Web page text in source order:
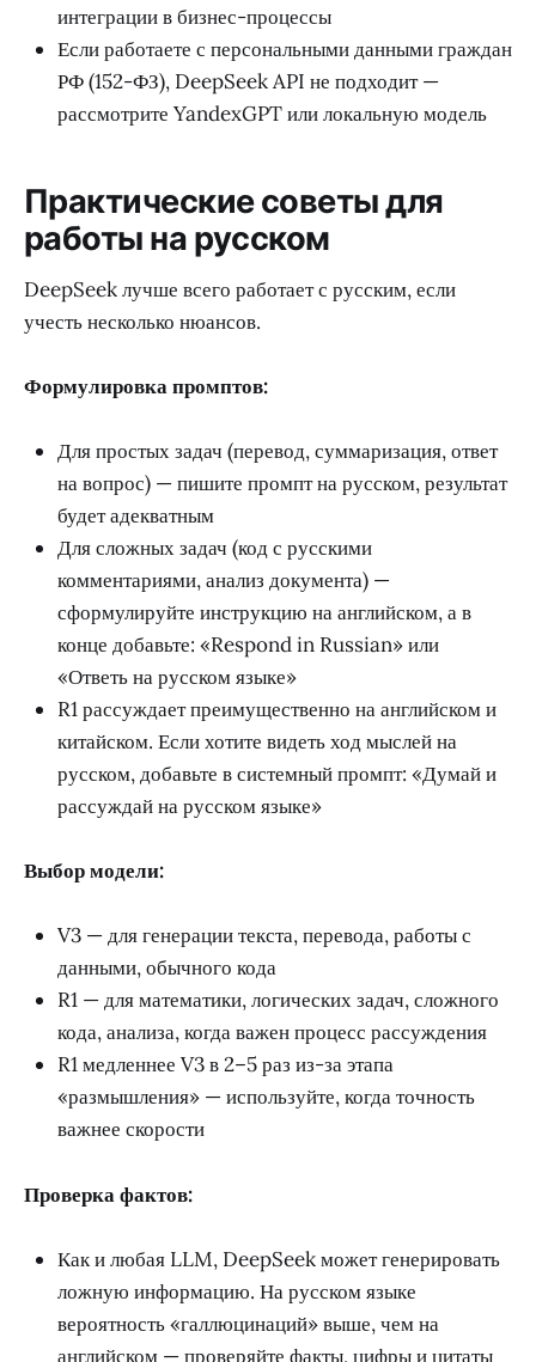
интеграции в бизнес-процессы
Если работаете с персональными данными граждан
РФ (152-ФЗ), DeepSeek API не подходит —
рассмотрите YandexGPT или локальную модель
Практические советы для
работы на русском
DeepSeek лучше всего работает с русским, если
учесть несколько нюансов.
Формулировка промптов:
Для простых задач (перевод, суммаризация, ответ
на вопрос) — пишите промпт на русском, результат
будет адекватным
Для сложных задач (код с русскими
комментариями, анализ документа) —
сформулируйте инструкцию на английском, а в
конце добавьте: «Respond in Russian» или
«Ответь на русском языке»
R1 рассуждает преимущественно на английском и
китайском. Если хотите видеть ход мыслей на
русском, добавьте в системный промпт: «Думай и
рассуждай на русском языке»
Выбор модели:
V3 — для генерации текста, перевода, работы с
данными, обычного кода
R1 — для математики, логических задач, сложного
кода, анализа, когда важен процесс рассуждения
R1 медленнее V3 в 2–5 раз из-за этапа
«размышления» — используйте, когда точность
важнее скорости
Проверка фактов:
Как и любая LLM, DeepSeek может генерировать
ложную информацию. На русском языке
вероятность «галлюцинаций» выше, чем на
английском — проверяйте факты, цифры и цитаты